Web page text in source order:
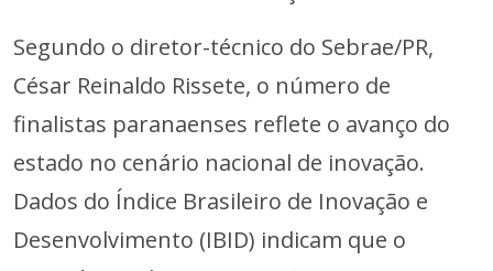
Segundo o diretor-técnico do Sebrae/PR,
César Reinaldo Rissete, o número de
finalistas paranaenses reflete o avanço do
estado no cenário nacional de inovação.
Dados do Índice Brasileiro de Inovação e
Desenvolvimento (IBID) indicam que o